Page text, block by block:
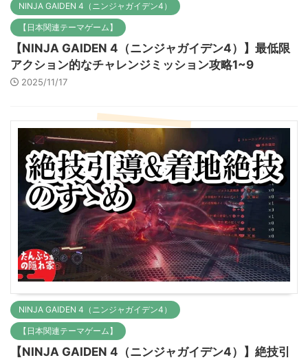
NINJA GAIDEN 4（ニンジャガイデン4）
【日本関連テーマゲーム】
【NINJA GAIDEN 4（ニンジャガイデン4）】最低限
アクション的なチャレンジミッション攻略1~9
2025/11/17
NINJA GAIDEN 4（ニンジャガイデン4）
【日本関連テーマゲーム】
【NINJA GAIDEN 4（ニンジャガイデン4）】絶技引